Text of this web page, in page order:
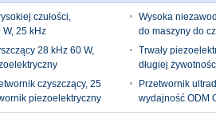
czułości,
25 kHz
Wysoka
do maszyny do
28 kHz 60 W,
Trwały
długiej
czyszczący, 25
piezoelektryczny
Przetwornik
wydajność ODM